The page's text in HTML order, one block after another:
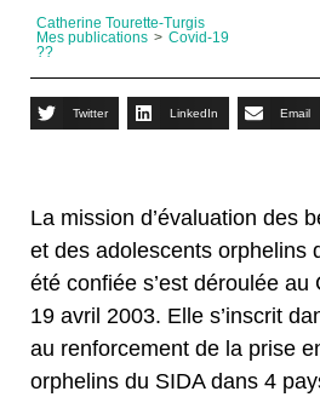
Catherine Tourette-Turgis
Mes publications > Covid-19
??
Twitter LinkedIn Email
La mission d’évaluation des
et des adolescents orphelins
été confiée s’est déroulée au
19 avril 2003. Elle s’inscrit
au renforcement de la prise
orphelins du SIDA dans 4